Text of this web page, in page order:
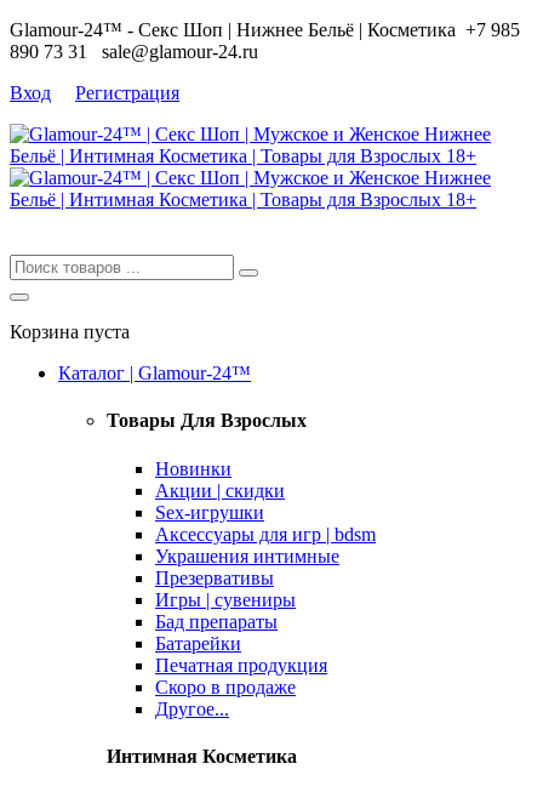
Glamour-24™ - Секс Шоп | Нижнее Бельё | Косметика +7 985
890 73 31 sale@glamour-24.ru
Вход
Регистрация
Корзина пуста
Каталог | Glamour-24™
Товары Для Взрослых
Новинки
Акции | скидки
Sex-игрушки
Аксессуары для игр | bdsm
Украшения интимные
Презервативы
Игры | сувениры
Бад препараты
Батарейки
Печатная продукция
Скоро в продаже
Другое...
Интимная Косметика